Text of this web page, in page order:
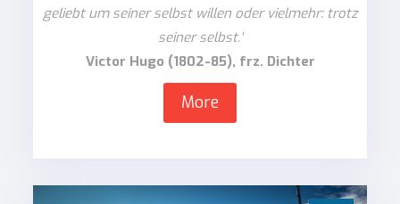
geliebt um seiner selbst willen oder vielmehr: trotz
seiner selbst.'
Victor Hugo (1802-85), frz. Dichter
More